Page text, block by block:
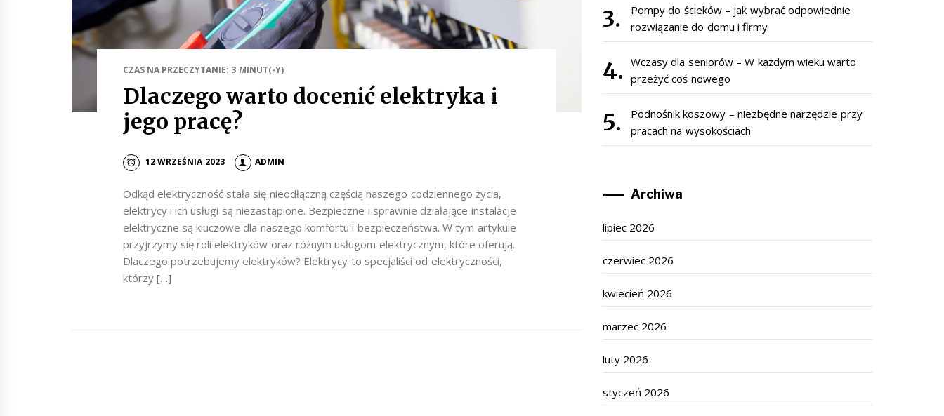
CZAS NA PRZECZYTANIE: 3 MINUT(-Y)
Dlaczego warto docenić elektryka i
jego pracę?
12 WRZEŚNIA 2023 ADMIN
Odkąd elektryczność stała się nieodłączną częścią naszego codziennego życia,
elektrycy i ich usługi są niezastąpione. Bezpieczne i sprawnie działające instalacje
elektryczne są kluczowe dla naszego komfortu i bezpieczeństwa. W tym artykule
przyjrzymy się roli elektryków oraz różnym usługom elektrycznym, które oferują.
Dlaczego potrzebujemy elektryków? Elektrycy to specjaliści od elektryczności,
którzy […]
Pompy do ścieków – jak wybrać odpowiednie
rozwiązanie do domu i firmy
Wczasy dla seniorów – W każdym wieku warto
przeżyć coś nowego
Podnośnik koszowy – niezbędne narzędzie przy
pracach na wysokościach
Archiwa
lipiec 2026
czerwiec 2026
kwiecień 2026
marzec 2026
luty 2026
styczeń 2026